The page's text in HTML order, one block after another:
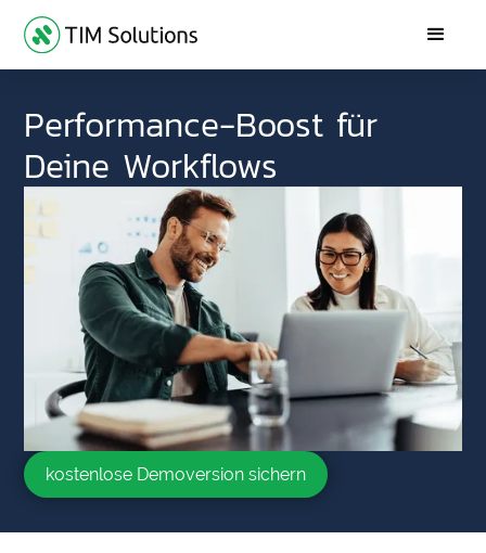
Performance-Boost für
Deine Workflows
kostenlose Demoversion sichern